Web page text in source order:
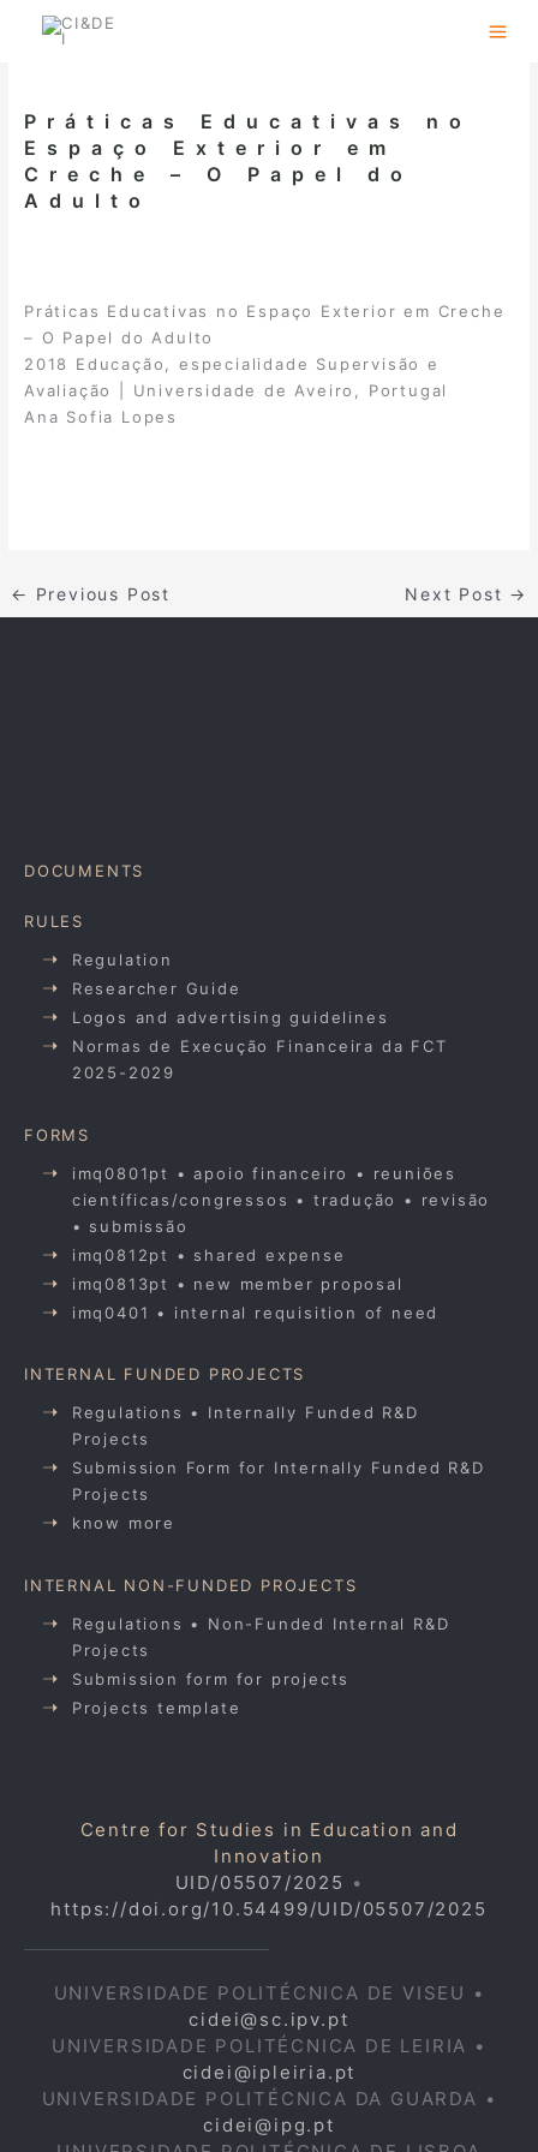
Práticas Educativas no
Espaço Exterior em
Creche – O Papel do
Adulto
Práticas Educativas no Espaço Exterior em Creche
– O Papel do Adulto
2018 Educação, especialidade Supervisão e
Avaliação | Universidade de Aveiro, Portugal
Ana Sofia Lopes
← Previous Post Next Post →
DOCUMENTS
RULES
Regulation
Researcher Guide
Logos and advertising guidelines
Normas de Execução Financeira da FCT
2025-2029
FORMS
imq0801pt • apoio financeiro • reuniões
científicas/congressos • tradução • revisão
• submissão
imq0812pt • shared expense
imq0813pt • new member proposal
imq0401 • internal requisition of need
INTERNAL FUNDED PROJECTS
Regulations • Internally Funded R&D
Projects
Submission Form for Internally Funded R&D
Projects
know more
INTERNAL NON-FUNDED PROJECTS
Regulations • Non-Funded Internal R&D
Projects
Submission form for projects
Projects template
Centre for Studies in Education and
Innovation
UID/05507/2025 •
https://doi.org/10.54499/UID/05507/2025
UNIVERSIDADE POLITÉCNICA DE VISEU •
cidei@sc.ipv.pt
UNIVERSIDADE POLITÉCNICA DE LEIRIA •
cidei@ipleiria.pt
UNIVERSIDADE POLITÉCNICA DA GUARDA •
cidei@ipg.pt